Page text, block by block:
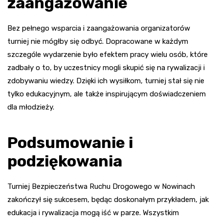
Bez pełnego wsparcia i zaangażowania organizatorów
turniej nie mógłby się odbyć. Dopracowane w każdym
szczególe wydarzenie było efektem pracy wielu osób, które
zadbały o to, by uczestnicy mogli skupić się na rywalizacji i
zdobywaniu wiedzy. Dzięki ich wysiłkom, turniej stał się nie
tylko edukacyjnym, ale także inspirującym doświadczeniem
dla młodzieży.
Podsumowanie i
podziękowania
Turniej Bezpieczeństwa Ruchu Drogowego w Nowinach
zakończył się sukcesem, będąc doskonałym przykładem, jak
edukacja i rywalizacja mogą iść w parze. Wszystkim